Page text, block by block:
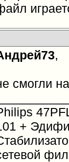
,
смогли
+